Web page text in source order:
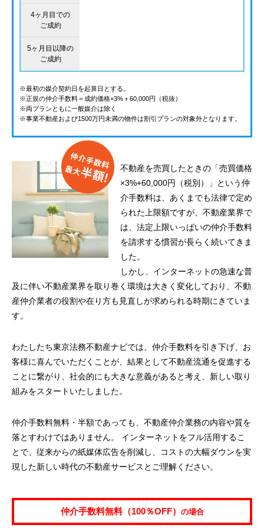
4ヶ月目での
ご成約
5ヶ月目以降の
ご成約
※最初の媒介契約日を起算日とする。
※正規の仲介手数料＝成約価格×3%＋60,000円（税抜）
※両プランともに一般媒介は除く
※事業不動産および1500万円未満の物件は割引プランの対象外となります。
不動産を売買したときの「売買価格
×3%+60,000円（税別）」という仲
介手数料は、あくまでも法律で定め
られた上限額ですが、不動産業界で
は、法定上限いっぱいの仲介手数料
を請求する慣習が長らく続いてきま
した。
しかし、インターネットの急速な普
及に伴い不動産業界を取り巻く環境は大きく変化しており、不動
産仲介業者の役割や在り方も見直しが求められる時期にきていま
す。
わたしたち東京法務不動産ナビでは、仲介手数料を引き下げ、お
客様に喜んでいただくことが、結果として不動産流通を促進する
ことに繋がり、社会的にも大きな意義があると考え、新しい取り
組みをスタートいたしました。
仲介手数料無料・半額であっても、不動産仲介業務の内容や質を
落とすわけではありません。 インターネットをフル活用するこ
とで、従来からの紙媒体広告を削減し、コストの大幅ダウンを実
現した新しい時代の不動産サービスとご理解ください。
仲介手数料無料（100％OFF） の場合